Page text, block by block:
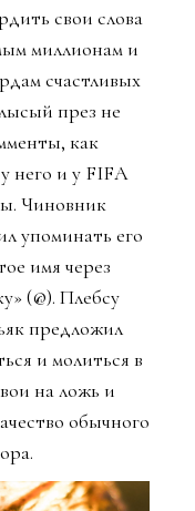
свои слова
миллионам и
счастливых
през не
как
у него и у FIFA
Чиновник
упоминать его
имя через
(@). Плебсу
предложил
и молиться в
на ложь и
обычного